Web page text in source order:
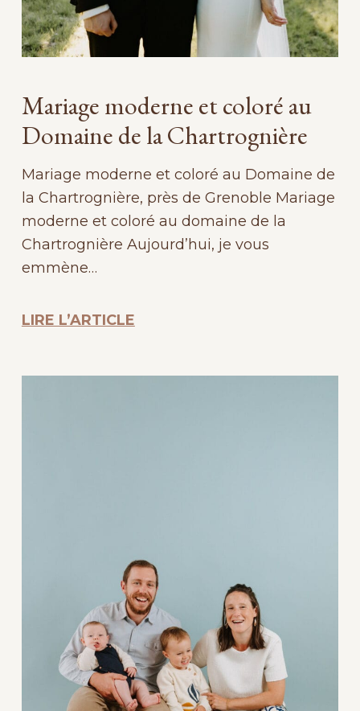
Mariage moderne et coloré au
Domaine de la Chartrognière
Mariage moderne et coloré au Domaine de
la Chartrognière, près de Grenoble Mariage
moderne et coloré au domaine de la
Chartrognière Aujourd’hui, je vous
emmène…
LIRE L’ARTICLE